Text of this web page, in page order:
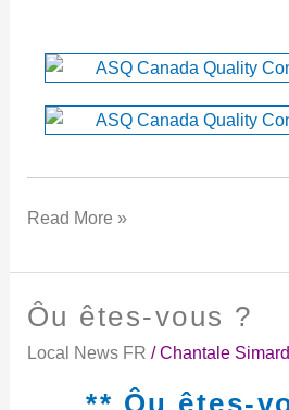
Read More »
Ôu êtes-vous ?
Local News FR /Chantale Simard
** Ôu êtes-
Ôu